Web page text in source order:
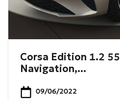
Corsa Edition 1.2
Navigation,...
09/06/2022